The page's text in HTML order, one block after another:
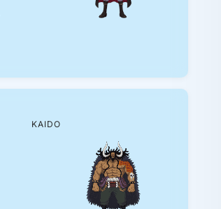
KAIDO